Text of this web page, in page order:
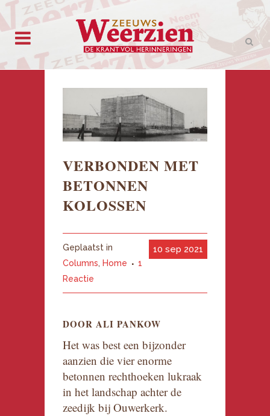
VERBONDEN MET
BETONNEN
KOLOSSEN
10 sep 2021
Geplaatst in
Columns, Home
1
Reactie
DOOR ALI PANKOW
Het was best een bijzonder
aanzien die vier enorme
betonnen rechthoeken lukraak
in het landschap achter de
zeedijk bij Ouwerkerk.